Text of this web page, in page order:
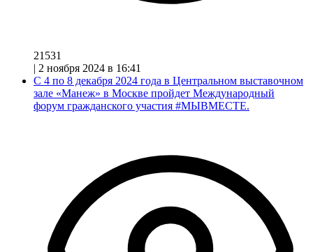
21531
| 2 ноября 2024 в 16:41
С 4 по 8 декабря 2024 года в Центральном выставочном
зале «Манеж» в Москве пройдет Международный
форум гражданского участия #МЫВМЕСТЕ.